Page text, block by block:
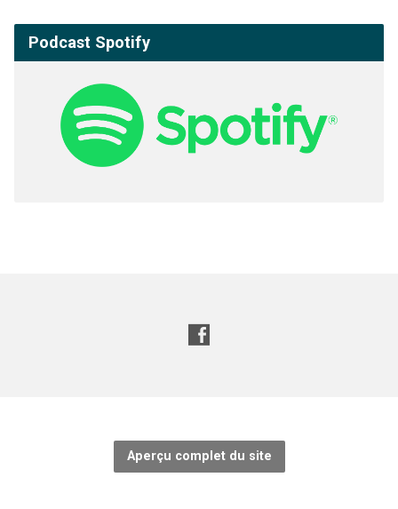
Podcast Spotify
Aperçu complet du site